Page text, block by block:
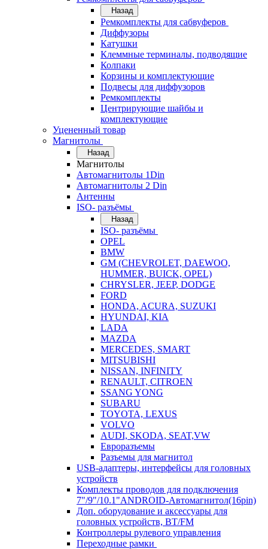
Назад
Ремкомплекты для сабвуферов
Диффузоры
Катушки
Клеммные терминалы, подводящие
Колпаки
Корзины и комплектующие
Подвесы для диффузоров
Ремкомплекты
Центрирующие шайбы и
комплектующие
Уцененный товар
Магнитолы
Назад
Магнитолы
Автомагнитолы 1Din
Автомагнитолы 2 Din
Антенны
ISO- разъёмы
Назад
ISO- разъёмы
OPEL
BMW
GM (CHEVROLET, DAEWOO,
HUMMER, BUICK, OPEL)
CHRYSLER, JEEP, DODGE
FORD
HONDA, ACURA, SUZUKI
HYUNDAI, KIA
LADA
MAZDA
MERCEDES, SMART
MITSUBISHI
NISSAN, INFINITY
RENAULT, CITROEN
SSANG YONG
SUBARU
TOYOTA, LEXUS
VOLVO
AUDI, SKODA, SEAT,VW
Евроразъемы
Разъемы для магнитол
USB-адаптеры, интерфейсы для головных
устройств
Комплекты проводов для подключения
7"/9"/10.1"ANDROID-Автомагнитол(16pin)
Доп. оборудование и аксессуары для
головных устройств, BT/FM
Контроллеры рулевого управления
Переходные рамки